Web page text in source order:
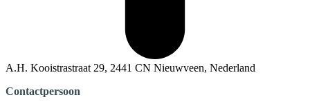
A.H. Kooistrastraat 29, 2441 CN Nieuwveen, Nederland
Contactpersoon